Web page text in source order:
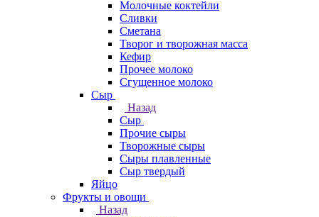
Молочные коктейли
Сливки
Сметана
Творог и творожная масса
Кефир
Прочее молоко
Сгущенное молоко
Сыр
Назад
Сыр
Прочие сыры
Творожные сыры
Сыры плавленные
Сыр твердый
Яйцо
Фрукты и овощи
Назад